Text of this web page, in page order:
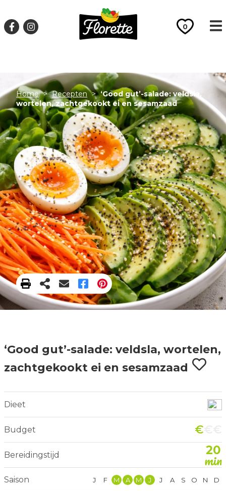
0
Home > Recepten > ‘Good gut’-salade: veldsla,
wortelen, zachtgekookt ei en sesamzaad
‘Good gut’-salade: veldsla, wortelen,
zachtgekookt ei en sesamzaad
Dieet
Budget €
Bereidingstijd 20
min
Saison J F M A M J J A S O N D